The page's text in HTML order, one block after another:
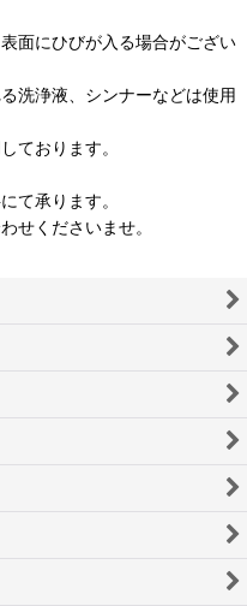
面にひびが入る場合がござい
洗浄液、シンナーなどは使用
ております。
て承ります。
せくださいませ。